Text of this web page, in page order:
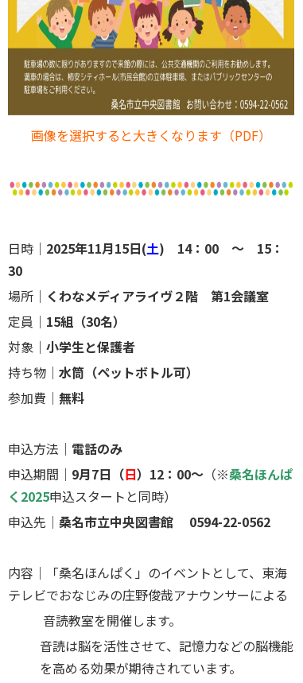
画像を選択すると大きくなります（PDF）
日時｜ 2025年11月15日(土) 14：00 ～ 15：
30
場所｜ くわなメディアライヴ２階 第1会議室
定員｜ 15組（30名）
対象｜ 小学生と保護者
持ち物｜ 水筒（ペットボトル可）
参加費｜ 無料
申込方法｜ 電話のみ
申込期間｜ 9月7日（日）12：00～ （※桑名ほんぱ
く2025申込スタートと同時）
申込先｜ 桑名市立中央図書館 0594-22-0562
内容｜「桑名ほんぱく」のイベントとして、東海
テレビでおなじみの庄野俊哉アナウンサーによる
音読教室を開催します。
音読は脳を活性させて、記憶力などの脳機能
を高める効果が期待されています。